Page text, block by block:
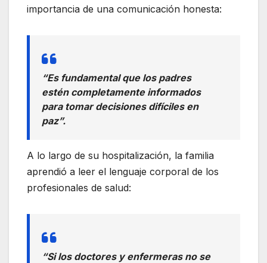
importancia de una comunicación honesta:
“Es fundamental que los padres
estén completamente informados
para tomar decisiones difíciles en
paz”.
A lo largo de su hospitalización, la familia
aprendió a leer el lenguaje corporal de los
profesionales de salud:
“Si los doctores y enfermeras no se